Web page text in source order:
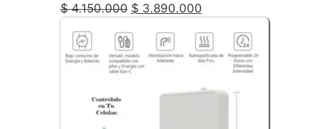
$4.150.000 $ 3.890.000